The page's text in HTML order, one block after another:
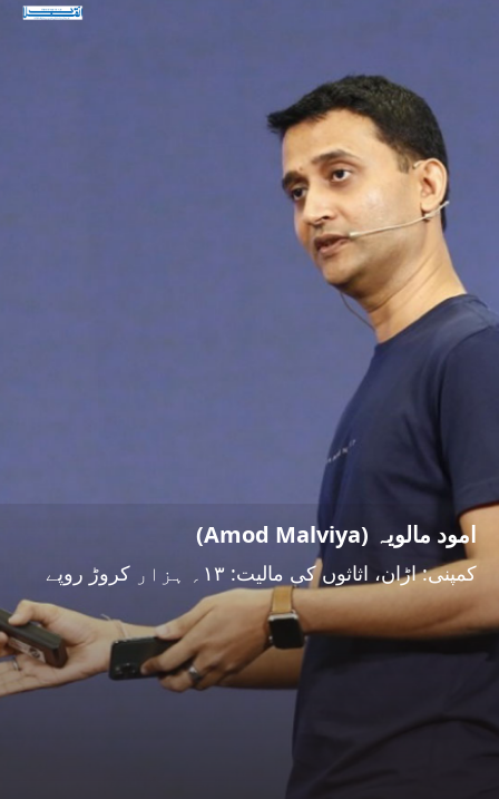
امود مالویہ (Amod Malviya)
کمپنی: اڑان، اثاثوں کی مالیت: ۱۳؍ ہزار کروڑ روپے